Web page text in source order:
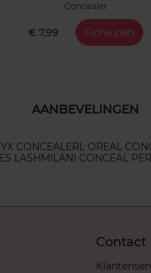
Concealer
€ 7,99 Fiche zien
AANBEVELINGEN
CONCEALERL OREAL
LASHMILANI CONCEAL
Contact